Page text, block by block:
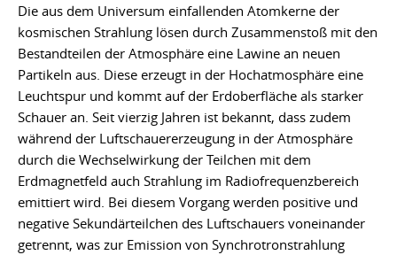
Die aus dem Universum einfallenden Atomkerne der
kosmischen Strahlung lösen durch Zusammenstoß mit den
Bestandteilen der Atmosphäre eine Lawine an neuen
Partikeln aus. Diese erzeugt in der Hochatmosphäre eine
Leuchtspur und kommt auf der Erdoberfläche als starker
Schauer an. Seit vierzig Jahren ist bekannt, dass zudem
während der Luftschauererzeugung in der Atmosphäre
durch die Wechselwirkung der Teilchen mit dem
Erdmagnetfeld auch Strahlung im Radiofrequenzbereich
emittiert wird. Bei diesem Vorgang werden positive und
negative Sekundärteilchen des Luftschauers voneinander
getrennt, was zur Emission von Synchrotronstrahlung